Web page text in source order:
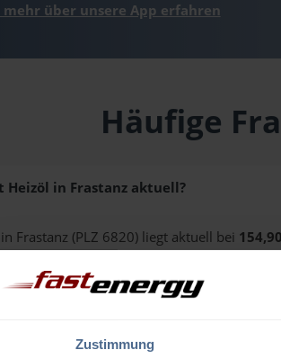
Zustimmung
mehr über unsere App erfahren
Häufige
Heizöl in Frastanz aktuell?
Frastanz (PLZ 6820) liegt aktuell bei
für Ihre Wunschmenge erhalten Sie über
in Frastanz aus?